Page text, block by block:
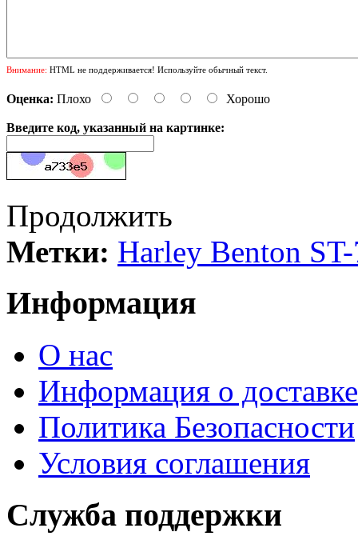
Внимание: HTML не поддерживается! Используйте обычный текст.
Оценка: Плохо Хорошо
Введите код, указанный на картинке:
Продолжить
Метки: Harley Benton
Информация
О нас
Информация о доставке
Политика Безопасности
Условия соглашения
Служба поддержки